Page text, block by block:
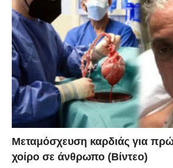
Μεταμόσχευση καρδιάς για
χοίρο σε άνθρωπο (Βίντεο)